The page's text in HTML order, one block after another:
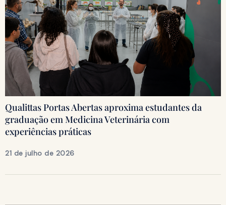
Qualittas Portas Abertas aproxima estudantes da
graduação em Medicina Veterinária com
experiências práticas
21 de julho de 2026